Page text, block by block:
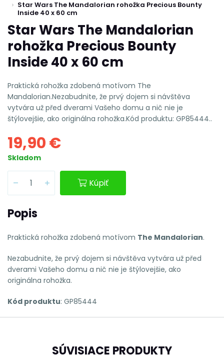
Star Wars The Mandalorian rohožka Precious Bounty
Inside 40 x 60 cm
Star Wars The Mandalorian
rohožka Precious Bounty
Inside 40 x 60 cm
Praktická rohožka zdobená motívom The
Mandalorian.Nezabudnite, že prvý dojem si návštěva
vytvára už před dverami Vašeho domu a nič nie je
štýlovejšie, ako originálna rohožka.Kód produktu: GP85444..
19,90 €
Skladom
Kúpiť
Popis
Praktická rohožka zdobená motívom The Mandalorian.
Nezabudnite, že prvý dojem si návštěva vytvára už před
dverami Vašeho domu a nič nie je štýlovejšie, ako
originálna rohožka.
Kód produktu: GP85444
SÚVISIACE PRODUKTY